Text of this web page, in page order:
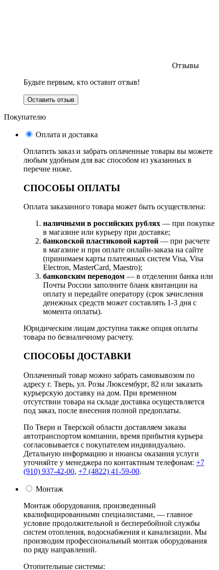
Отзывы
Будьте первым, кто оставит отзыв!
Оставить отзыв
Покупателю
Оплата и доставка
Оплатить заказ и забрать оплаченные товары вы можете
любым удобным для вас способом из указанных в
перечне ниже.
СПОСОБЫ ОПЛАТЫ
Оплата заказанного товара может быть осуществлена:
наличными в российских рублях — при покупке
в магазине или курьеру при доставке;
банковской пластиковой картой — при расчете
в магазине и при оплате онлайн-заказа на сайте
(принимаем карты платежных систем Visa, Visa
Electron, MasterCard, Maestro);
банковским переводом — в отделении банка или
Почты России заполните бланк квитанции на
оплату и передайте оператору (срок зачисления
денежных средств может составлять 1-3 дня с
момента оплаты).
Юридическим лицам доступна также опция оплаты
товара по безналичному расчету.
СПОСОБЫ ДОСТАВКИ
Оплаченный товар можно забрать самовывозом по
адресу г. Тверь, ул. Розы Люксембург, 82 или заказать
курьерскую доставку на дом. При временном
отсутствии товара на складе доставка осуществляется
под заказ, после внесения полной предоплаты.
По Твери и Тверской области доставляем заказы
автотранспортом компании, время прибытия курьера
согласовывается с покупателем индивидуально.
Детальную информацию и нюансы оказания услуги
уточняйте у менеджера по контактным телефонам: +7
(910) 937-42-00, +7 (4822) 41-59-00.
Монтаж
Монтаж оборудования, произведенный
квалифицированными специалистами, — главное
условие продолжительной и бесперебойной службы
систем отопления, водоснабжения и канализации. Мы
производим профессиональный монтаж оборудования
по ряду направлений.
Отопительные системы: